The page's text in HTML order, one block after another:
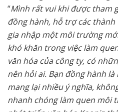
“Mình rất vui khi được tham
đồng hành, hỗ trợ các thành
gia nhập một môi trường
khó khăn trong việc làm
văn hóa của công ty, có
nên hỏi ai. Bạn đồng hành
mang lại nhiều ý nghĩa,
nhanh chóng làm quen môi